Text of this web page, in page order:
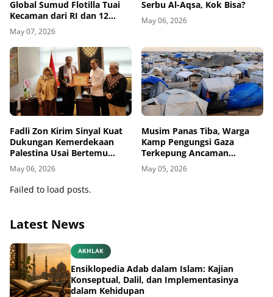
Global Sumud Flotilla Tuai
Kecaman dari RI dan 12
Negara
May 07, 2026
Serbu Al-Aqsa, Kok Bisa?
May 06, 2026
Fadli Zon Kirim Sinyal Kuat
Dukungan Kemerdekaan
Palestina Usai Bertemu
Delegasi di Kemenbud
May 06, 2026
Musim Panas Tiba, Warga
Kamp Pengungsi Gaza
Terkepung Ancaman
Penyakit Kulit
May 05, 2026
Failed to load posts.
Latest News
AKHLAK
Ensiklopedia Adab dalam Islam: Kajian
Konseptual, Dalil, dan Implementasinya
dalam Kehidupan